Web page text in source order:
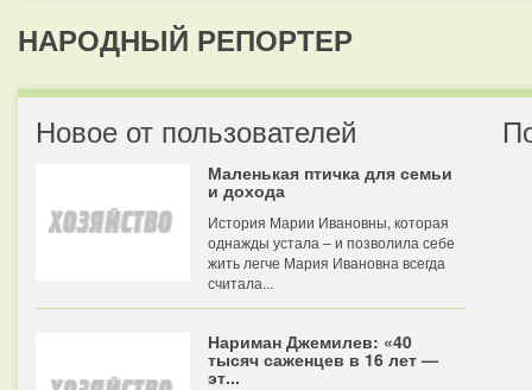
НАРОДНЫЙ РЕПОРТЕР
Новое от пользователей
Маленькая птичка для семьи
и дохода
История Марии Ивановны, которая
однажды устала – и позволила себе
жить легче Мария Ивановна всегда
считала...
Нариман Джемилев: «40
тысяч саженцев в 16 лет —
эт...